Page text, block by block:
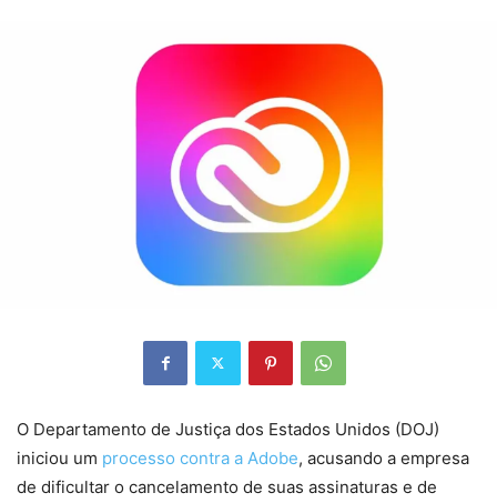
O Departamento de Justiça dos Estados Unidos (DOJ)
iniciou um processo contra a Adobe, acusando a empresa
de dificultar o cancelamento de suas assinaturas e de